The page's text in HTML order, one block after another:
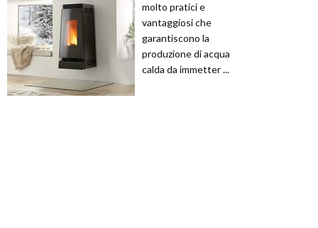
molto pratici e
vantaggiosi che
garantiscono la
produzione di acqua
calda da immetter ...